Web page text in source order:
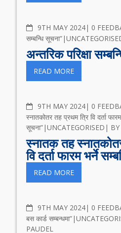
9TH MAY 2024
0
सम्बन्धि सूचना”
अन्तरिक परिक्षा
READ MORE
9TH MAY 2024
0
स्नातकोतर तह प्रथम त्रि वि दर्ता
सूचना” UNCATEGORISED BY
स्नातक तह
वि दर्ता फारम भर्ने
READ MORE
9TH MAY 2024
0
बस कार्ड सम्बन्धमा”
PAUDEL